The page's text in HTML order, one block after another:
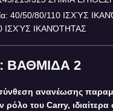
40/50/80/110 ΙΣΧΎΣ
ΙΣΧΎΣ ΙΚΑΝΌΤΗΤΑΣ
ΒΑΘΜΙΔΑ 2
ανανέωσης
ρόλο του Carry, ιδιαίτερα